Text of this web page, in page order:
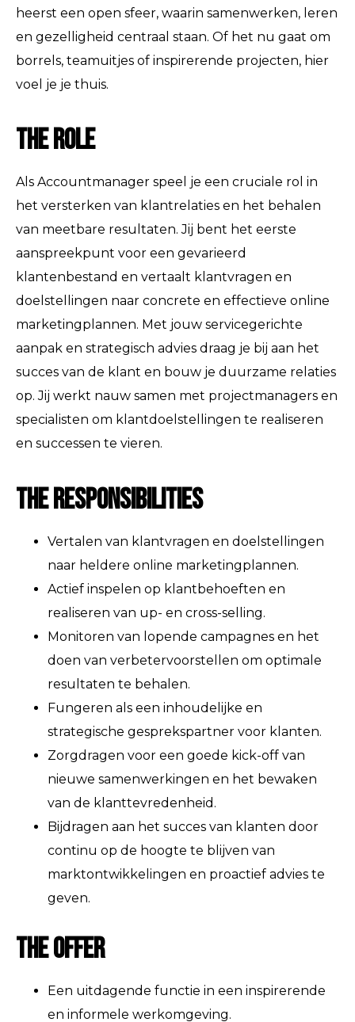
heerst een open sfeer, waarin samenwerken, leren
en gezelligheid centraal staan. Of het nu gaat om
borrels, teamuitjes of inspirerende projecten, hier
voel je je thuis.
The Role
Als Accountmanager speel je een cruciale rol in
het versterken van klantrelaties en het behalen
van meetbare resultaten. Jij bent het eerste
aanspreekpunt voor een gevarieerd
klantenbestand en vertaalt klantvragen en
doelstellingen naar concrete en effectieve online
marketingplannen. Met jouw servicegerichte
aanpak en strategisch advies draag je bij aan het
succes van de klant en bouw je duurzame relaties
op. Jij werkt nauw samen met projectmanagers en
specialisten om klantdoelstellingen te realiseren
en successen te vieren.
The Responsibilities
Vertalen van klantvragen en doelstellingen
naar heldere online marketingplannen.
Actief inspelen op klantbehoeften en
realiseren van up- en cross-selling.
Monitoren van lopende campagnes en het
doen van verbetervoorstellen om optimale
resultaten te behalen.
Fungeren als een inhoudelijke en
strategische gesprekspartner voor klanten.
Zorgdragen voor een goede kick-off van
nieuwe samenwerkingen en het bewaken
van de klanttevredenheid.
Bijdragen aan het succes van klanten door
continu op de hoogte te blijven van
marktontwikkelingen en proactief advies te
geven.
The Offer
Een uitdagende functie in een inspirerende
en informele werkomgeving.